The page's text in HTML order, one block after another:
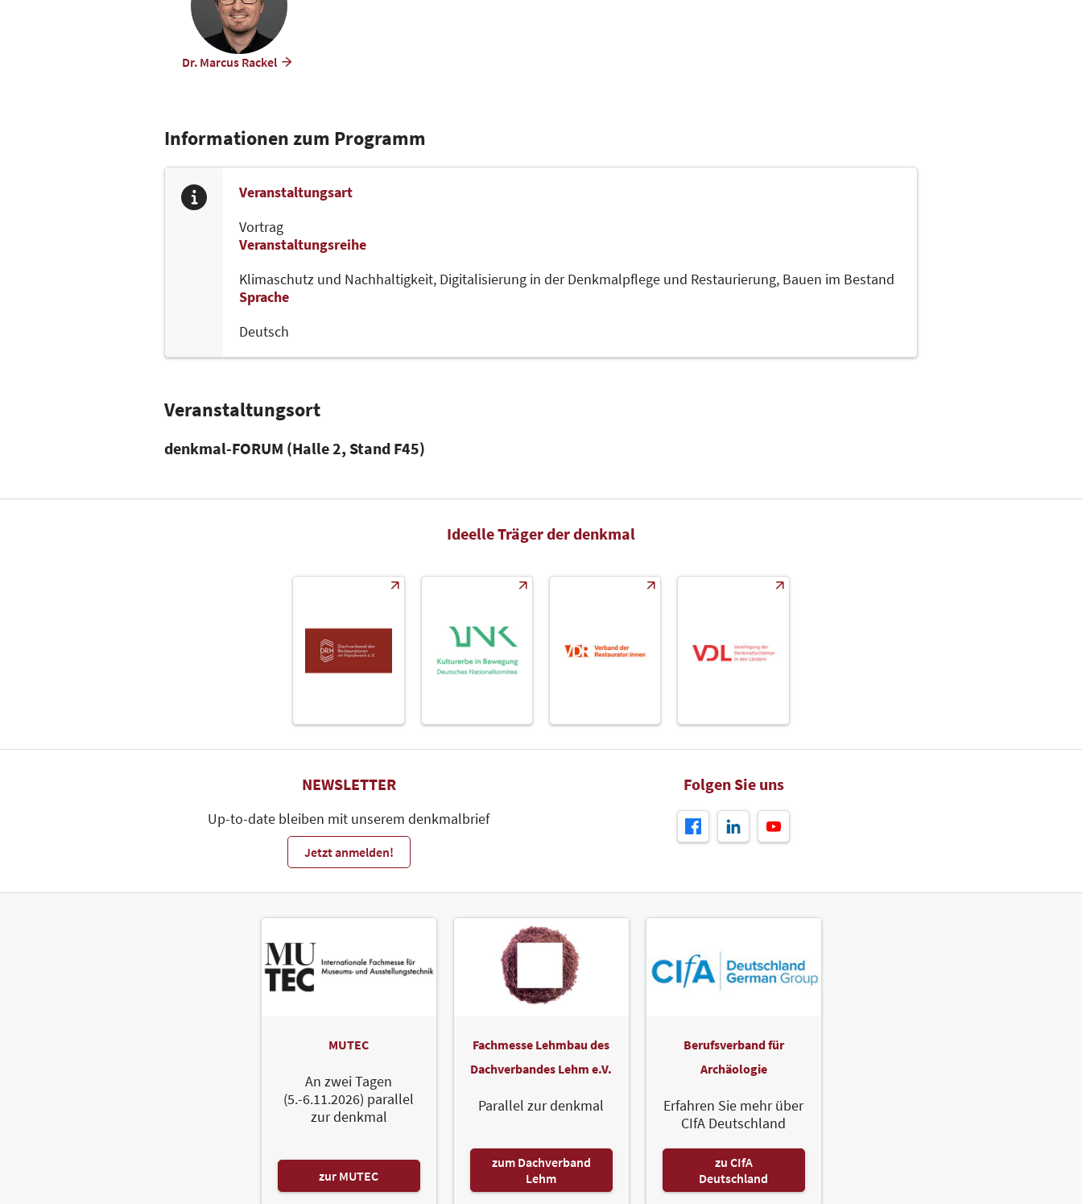
Dr. Marcus Rackel
Informationen zum Programm
Veranstaltungsart
Vortrag
Veranstaltungsreihe
Klimaschutz und Nachhaltigkeit, Digitalisierung in der Denkmalpflege und Restaurierung, Bauen im Bestand
Sprache
Deutsch
Veranstaltungsort
denkmal-FORUM (Halle 2, Stand F45)
Ideelle Träger der denkmal
NEWSLETTER
Up-to-date bleiben mit unserem denkmalbrief
Jetzt anmelden!
Folgen Sie uns
MUTEC
An zwei Tagen
(5.-6.11.2026) parallel
zur denkmal
zur MUTEC
Fachmesse Lehmbau des
Dachverbandes Lehm e.V.
Parallel zur denkmal
zum Dachverband
Lehm
Berufsverband für
Archäologie
Erfahren Sie mehr über
CIfA Deutschland
zu CIfA
Deutschland